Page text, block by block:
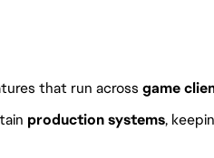
that run across game
production systems,